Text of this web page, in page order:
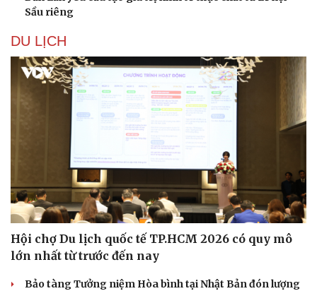
Sầu riêng
DU LỊCH
Hội chợ Du lịch quốc tế TP.HCM 2026 có quy mô
lớn nhất từ trước đến nay
Bảo tàng Tưởng niệm Hòa bình tại Nhật Bản đón lượng